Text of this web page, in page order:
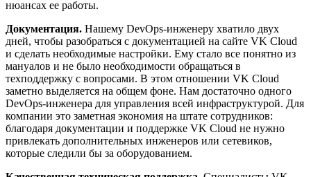
нюансах ее работы.
Документация. Нашему DevOps-инженеру хватило двух
дней, чтобы разобраться с документацией на сайте VK Cloud
и сделать необходимые настройки. Ему стало все понятно из
мануалов и не было необходимости обращаться в
техподдержку с вопросами. В этом отношении VK Cloud
заметно выделяется на общем фоне. Нам достаточно одного
DevOps-инженера для управления всей инфраструктурой. Для
компании это заметная экономия на штате сотрудников:
благодаря документации и поддержке VK Cloud не нужно
привлекать дополнительных инженеров или сетевиков,
которые следили бы за оборудованием.